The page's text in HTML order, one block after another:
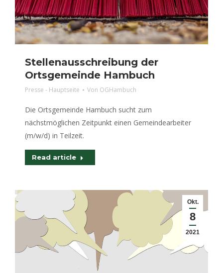
Stellenausschreibung der
Ortsgemeinde Hambuch
Presse - Hauptseite Von OGHambuch
Die Ortsgemeinde Hambuch sucht zum
nächstmöglichen Zeitpunkt einen Gemeindearbeiter
(m/w/d) in Teilzeit.
Read article
Okt.
8
2021